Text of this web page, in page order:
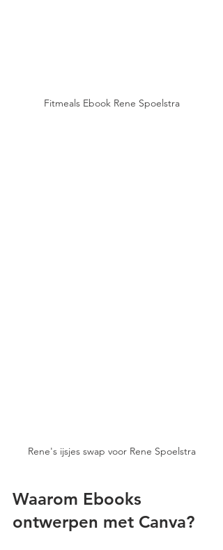
Fitmeals Ebook Rene Spoelstra
Rene's ijsjes swap voor Rene Spoelstra
Waarom Ebooks
ontwerpen met Canva?